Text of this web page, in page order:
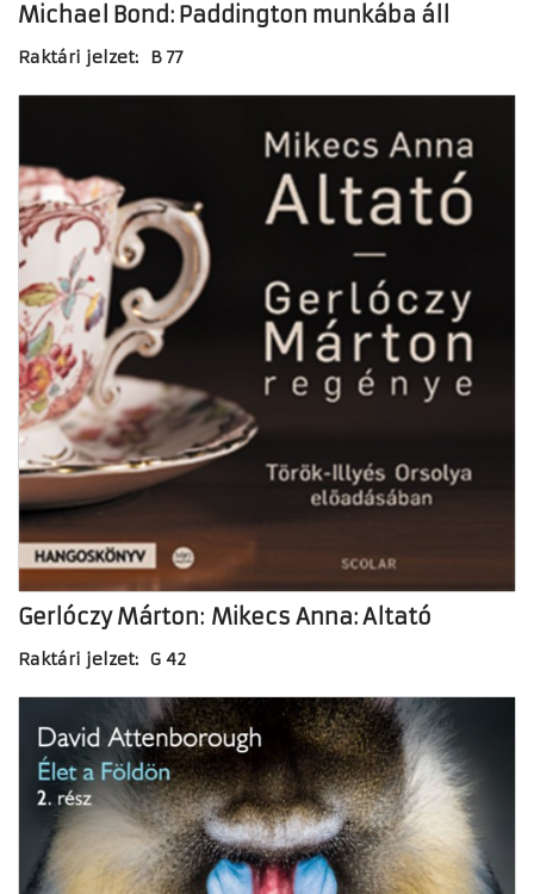
Michael Bond: Paddington munkába áll
Raktári jelzet: B 77
Gerlóczy Márton: Mikecs Anna: Altató
Raktári jelzet: G 42